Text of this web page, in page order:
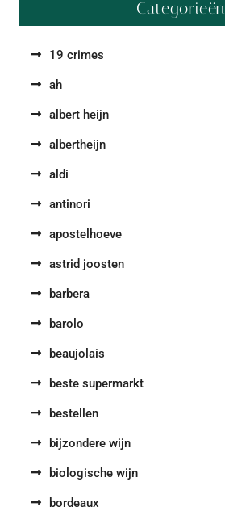
Categorieën
19 crimes
ah
albert heijn
albertheijn
aldi
antinori
apostelhoeve
astrid joosten
barbera
barolo
beaujolais
beste supermarkt
bestellen
bijzondere wijn
biologische wijn
bordeaux